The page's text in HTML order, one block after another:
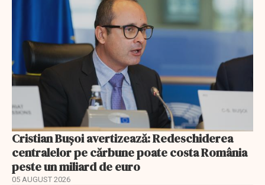
Cristian Bușoi avertizează: Redeschiderea
centralelor pe cărbune poate costa România
peste un miliard de euro
05 AUGUST 2026